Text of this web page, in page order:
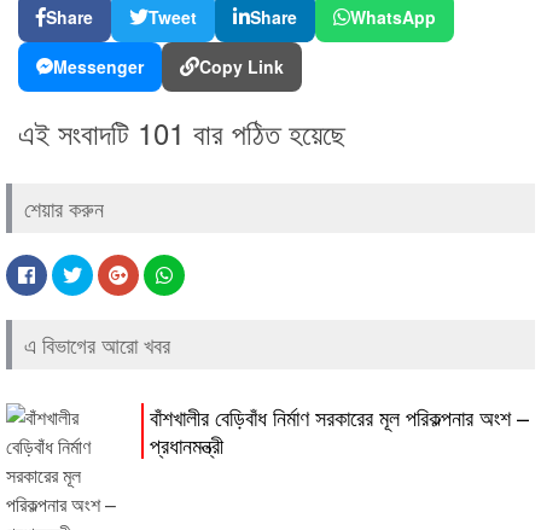
Share Tweet Share WhatsApp
Messenger Copy Link
এই সংবাদটি 101 বার পঠিত হয়েছে
শেয়ার করুন
এ বিভাগের আরো খবর
বাঁশখালীর বেড়িবাঁধ নির্মাণ সরকারের মূল পরিকল্পনার অংশ –
প্রধানমন্ত্রী